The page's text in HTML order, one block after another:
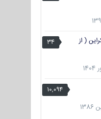
34
( از
10,094